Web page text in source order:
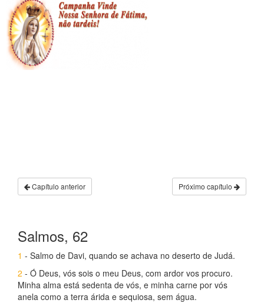
Capítulo anterior Próximo capítulo
Salmos, 62
1 - Salmo de Davi, quando se achava no deserto de Judá.
2 - Ó Deus, vós sois o meu Deus, com ardor vos procuro.
Minha alma está sedenta de vós, e minha carne por vós
anela como a terra árida e sequiosa, sem água.